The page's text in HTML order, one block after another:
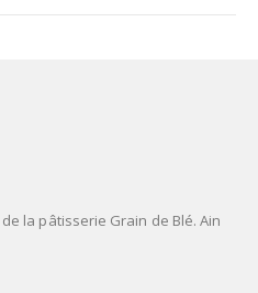
la pâtisserie Grain de Blé. Ain